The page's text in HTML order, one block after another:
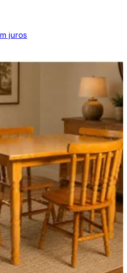
juros